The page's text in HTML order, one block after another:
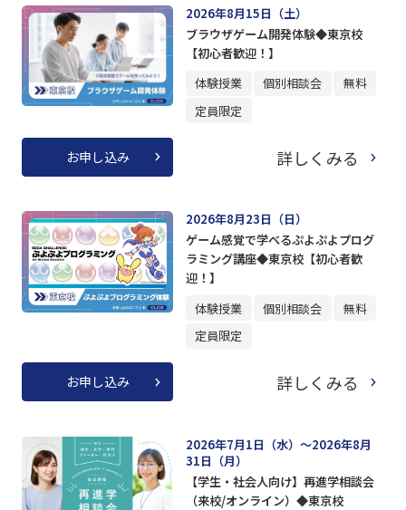
2026年8月15日（土）
ブラウザゲーム開発体験◆東京校
【初心者歓迎！】
体験授業
個別相談会
無料
定員限定
お申し込み 詳しくみる
2026年8月23日（日）
ゲーム感覚で学べるぷよぷよプログ
ラミング講座◆東京校【初心者歓
迎！】
体験授業
個別相談会
無料
定員限定
お申し込み 詳しくみる
2026年7月1日（水）～2026年8月
31日（月）
【学生・社会人向け】再進学相談会
（来校/オンライン）◆東京校